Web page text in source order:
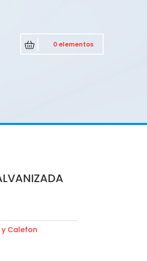
0 elementos
Calefon